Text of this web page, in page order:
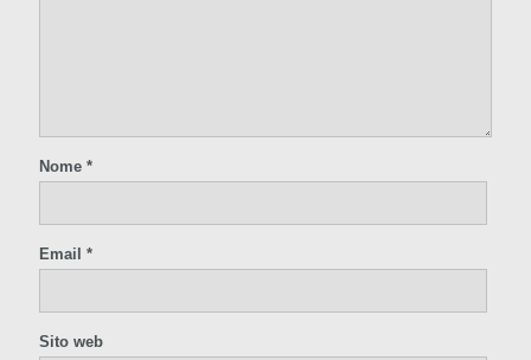
Nome *
Email *
Sito web